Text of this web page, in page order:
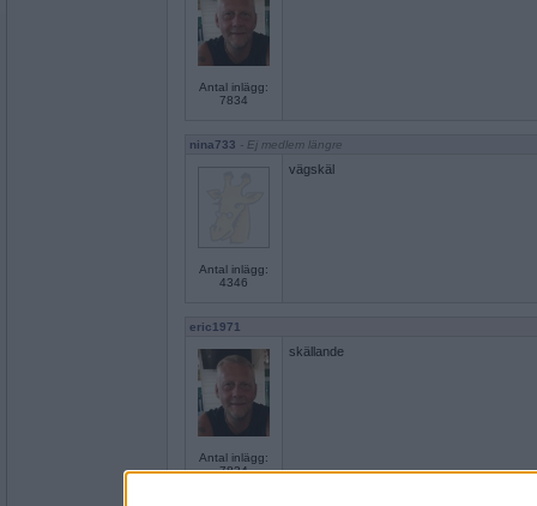
Antal inlägg:
7834
nina733 - Ej medlem längre
Antal inlägg:
4346
vägskäl
eric1971
Antal inlägg:
7834
skällande